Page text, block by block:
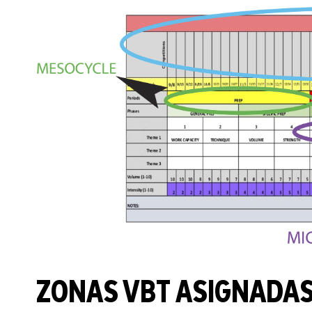
ZONAS VBT